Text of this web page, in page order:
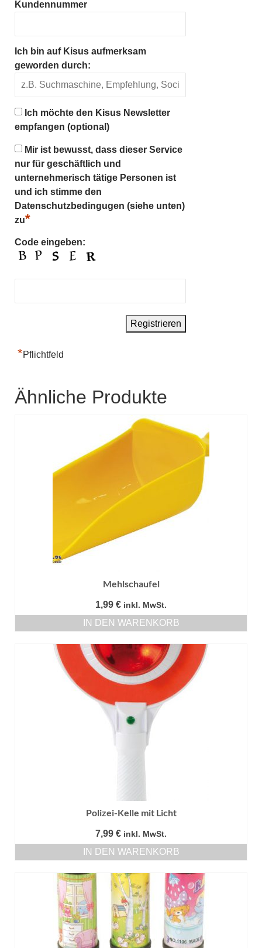
Kundennummer
Ich bin auf Kisus aufmerksam
geworden durch:
Ich möchte den Kisus Newsletter
empfangen (optional)
Mir ist bewusst, dass dieser Service
nur für geschäftlich und
unternehmerisch tätige Personen ist
und ich stimme den
Datenschutzbedingugen (siehe unten)
zu*
Code eingeben:
*Pflichtfeld
Ähnliche Produkte
Mehlschaufel
1,99 € inkl. MwSt.
IN DEN WARENKORB
Polizei-Kelle mit Licht
7,99 € inkl. MwSt.
IN DEN WARENKORB